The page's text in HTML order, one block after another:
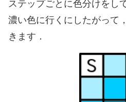
濃い色に行くにしたがって
きます．